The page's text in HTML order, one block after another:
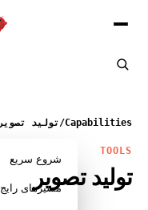
Capabilities
/تولید تصویر
TOOLS
تولید تصویر
شروع سریع
مسیرهای رایج